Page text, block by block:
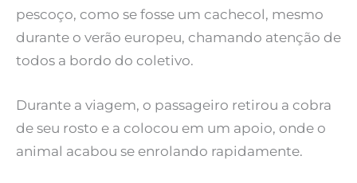
pescoço, como se fosse um cachecol, mesmo
durante o verão europeu, chamando atenção de
todos a bordo do coletivo.
Durante a viagem, o passageiro retirou a cobra
de seu rosto e a colocou em um apoio, onde o
animal acabou se enrolando rapidamente.